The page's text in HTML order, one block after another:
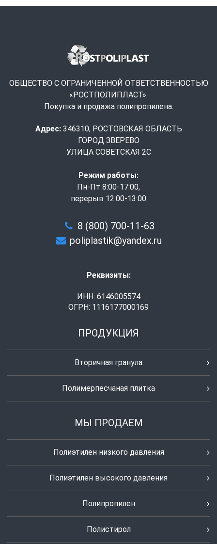
ОБЩЕСТВО С ОГРАНИЧЕННОЙ ОТВЕТСТВЕННОСТЬЮ
«РОСТПОЛИПЛАСТ».
Покупка и продажа полипропилена.
Адрес: 346310, РОСТОВСКАЯ ОБЛАСТЬ
ГОРОД ЗВЕРЕВО
УЛИЦА СОВЕТСКАЯ 2С
Режим работы:
Пн-Пт 8:00-17:00,
перерыв 12:00-13:00
8 (800) 700-11-63
poliplastik@yandex.ru
Реквизиты:
ИНН: 6146005574
ОГРН: 1116177000169
ПРОДУКЦИЯ
Вторичная гранула
Полимерпесчаная плитка
МЫ ПРОДАЕМ
Полиэтилен низкого давления
Полиэтилен высокого давления
Полипропилен
Полистирол